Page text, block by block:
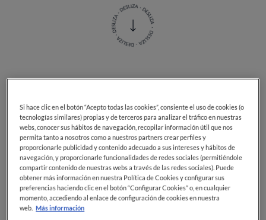
de la pasión es, por su sabor dulce y exótico, un fruto
muy apreciado también en Europa.
Pero, ¿qué es exactamente este fruto tan colorido? ¿Y
cómo se come?
Fruta de la pasión: de dónde
Si hace clic en el botón “Acepto todas las cookies”, consiente el uso de cookies (o
tecnologías similares) propias y de terceros para analizar el tráfico en nuestras
webs, conocer sus hábitos de navegación, recopilar información útil que nos
permita tanto a nosotros como a nuestros partners crear perfiles y
proporcionarle publicidad y contenido adecuado a sus intereses y hábitos de
navegación, y proporcionarle funcionalidades de redes sociales (permitiéndole
compartir contenido de nuestras webs a través de las redes sociales). Puede
obtener más información en nuestra Política de Cookies y configurar sus
preferencias haciendo clic en el botón “Configurar Cookies” o, en cualquier
momento, accediendo al enlace de configuración de cookies en nuestra
web. Más información